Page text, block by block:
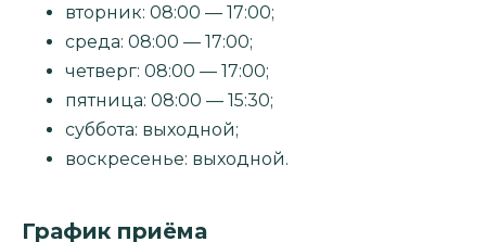
вторник: 08:00 — 17:00;
среда: 08:00 — 17:00;
четверг: 08:00 — 17:00;
пятница: 08:00 — 15:30;
суббота: выходной;
воскресенье: выходной.
График приёма